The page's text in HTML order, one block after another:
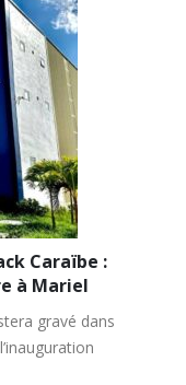
Caraïbe :
à Mariel
gravé dans